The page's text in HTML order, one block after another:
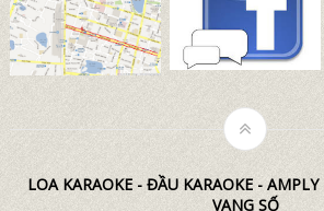
LOA KARAOKE - ĐẦU KARAOKE - AMPLY
VANG SỐ